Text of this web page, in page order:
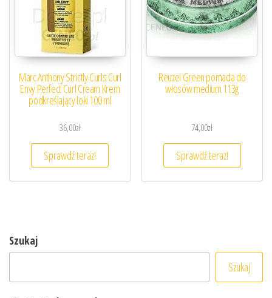
Marc Anthony Strictly Curls Curl
Envy Perfect Curl Cream Krem
podkreślający loki 100 ml
36,00zł
Sprawdź teraz!
Reuzel Green pomada do
włosów medium 113g
74,00zł
Sprawdź teraz!
Szukaj
Szukaj